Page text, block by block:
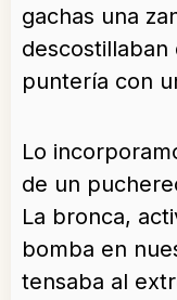
gachas una
descostillaban
puntería con
Lo
de un
La bronca,
bomba en
tensaba al